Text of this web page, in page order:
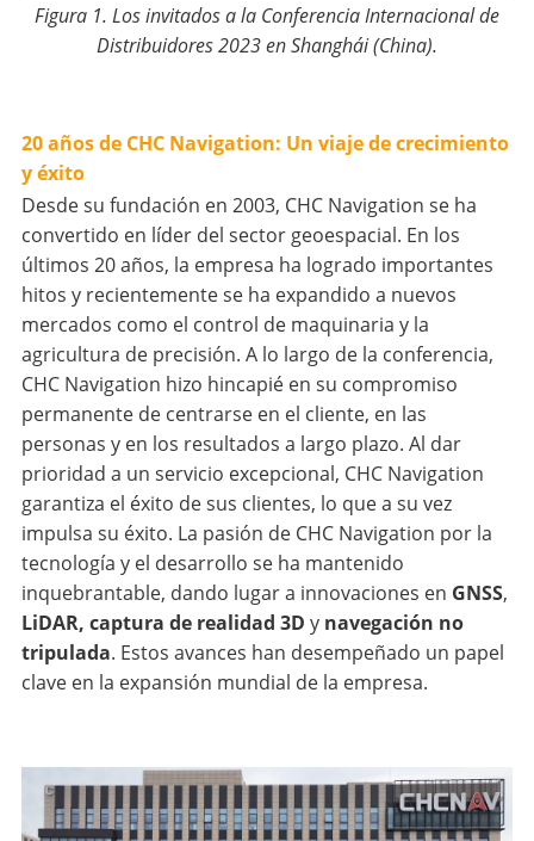
Figura 1. Los invitados a la Conferencia Internacional de
Distribuidores 2023 en Shanghái (China).
20 años de CHC Navigation: Un viaje de crecimiento
y éxito
Desde su fundación en 2003, CHC Navigation se ha
convertido en líder del sector geoespacial. En los
últimos 20 años, la empresa ha logrado importantes
hitos y recientemente se ha expandido a nuevos
mercados como el control de maquinaria y la
agricultura de precisión. A lo largo de la conferencia,
CHC Navigation hizo hincapié en su compromiso
permanente de centrarse en el cliente, en las
personas y en los resultados a largo plazo. Al dar
prioridad a un servicio excepcional, CHC Navigation
garantiza el éxito de sus clientes, lo que a su vez
impulsa su éxito. La pasión de CHC Navigation por la
tecnología y el desarrollo se ha mantenido
inquebrantable, dando lugar a innovaciones en GNSS,
LiDAR, captura de realidad 3D y navegación no
tripulada. Estos avances han desempeñado un papel
clave en la expansión mundial de la empresa.